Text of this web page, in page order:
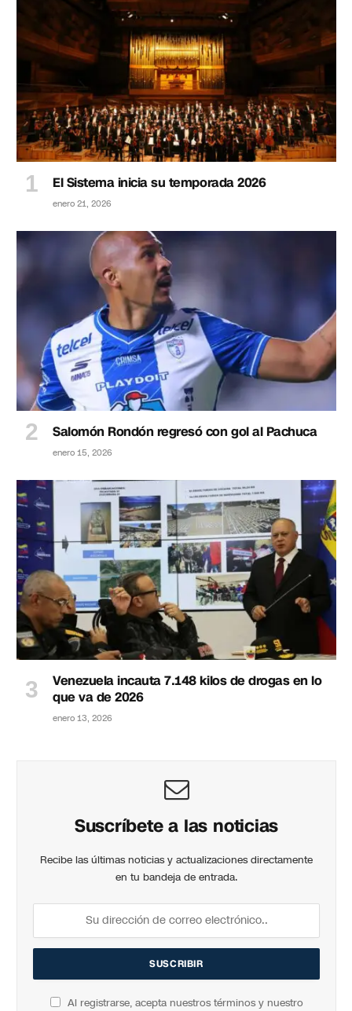
El Sistema inicia su temporada 2026
enero 21, 2026
Salomón Rondón regresó con gol al Pachuca
enero 15, 2026
Venezuela incauta 7.148 kilos de drogas en lo
que va de 2026
enero 13, 2026
Suscríbete a las noticias
Recibe las últimas noticias y actualizaciones directamente
en tu bandeja de entrada.
Al registrarse, acepta nuestros términos y nuestro